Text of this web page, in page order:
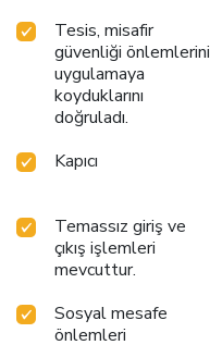
Tesis, misafir
güvenliği önlemlerini
uygulamaya
koyduklarını
doğruladı.
Kapıcı
Temassız giriş ve
çıkış işlemleri
mevcuttur.
Sosyal mesafe
önlemleri